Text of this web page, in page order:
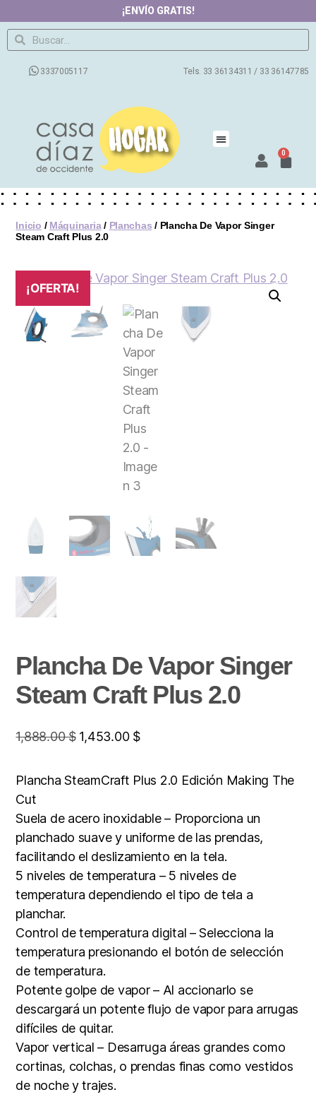
¡ENVÍO GRATIS!
3337005117 Tels. 33 36134311 / 33 36147785
0
Inicio / Máquinaria/ Planchas / Plancha De Vapor Singer
Steam Craft Plus 2.0
¡OFERTA!
Plancha De Vapor Singer
Steam Craft Plus 2.0
1,888.00$ 1,453.00 $
Plancha SteamCraft Plus 2.0 Edición Making The
Cut
Suela de acero inoxidable – Proporciona un
planchado suave y uniforme de las prendas,
facilitando el deslizamiento en la tela.
5 niveles de temperatura – 5 niveles de
temperatura dependiendo el tipo de tela a
planchar.
Control de temperatura digital – Selecciona la
temperatura presionando el botón de selección
de temperatura.
Potente golpe de vapor – Al accionarlo se
descargará un potente flujo de vapor para arrugas
difíciles de quitar.
Vapor vertical – Desarruga áreas grandes como
cortinas, colchas, o prendas finas como vestidos
de noche y trajes.